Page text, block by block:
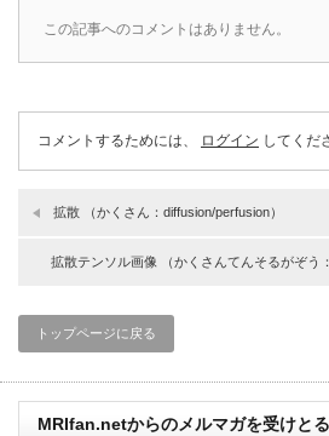
この記事へのコメントはありません。
コメントするためには、 ログイン してくだ
拡散 （かくさん：diffusion/perfusion）
拡散テンソル画像 （かくさんてんそるがぞう
トップページに戻る
MRIfan.netからのメルマガを受けとる